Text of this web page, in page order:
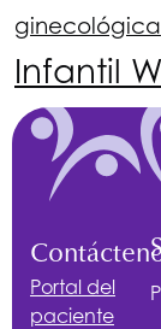
ginecológica
Infantil
Portal del
paciente